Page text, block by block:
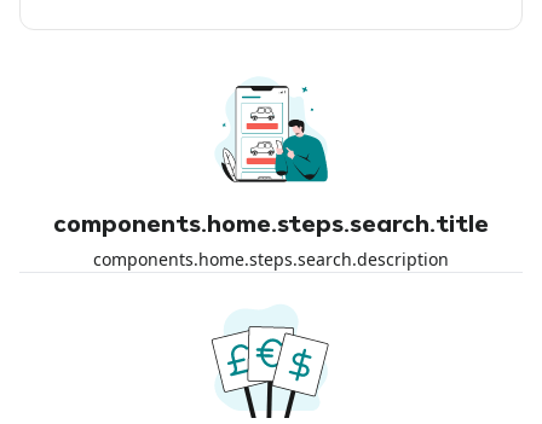
components.home.steps.search.title
components.home.steps.search.description